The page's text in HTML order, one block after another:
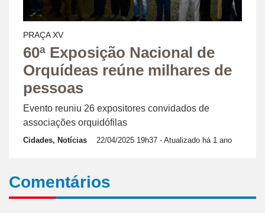
PRAÇA XV
60ª Exposição Nacional de
Orquídeas reúne milhares de
pessoas
Evento reuniu 26 expositores convidados de
associações orquidófilas
Cidades, Notícias 22/04/2025 19h37 - Atualizado há 1 ano
Comentários